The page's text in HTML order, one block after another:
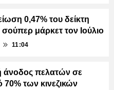
0,47% του δείκτη
μάρκετ τον Ιούλιο
11:04
άνοδος πελατών σε
των κινεζικών